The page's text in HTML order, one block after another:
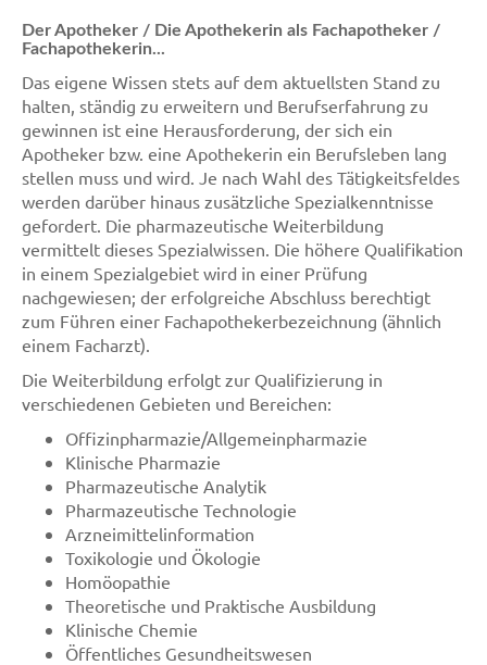
Der Apotheker / Die Apothekerin als Fachapotheker /
Fachapothekerin...
Das eigene Wissen stets auf dem aktuellsten Stand zu
halten, ständig zu erweitern und Berufserfahrung zu
gewinnen ist eine Herausforderung, der sich ein
Apotheker bzw. eine Apothekerin ein Berufsleben lang
stellen muss und wird. Je nach Wahl des Tätigkeitsfeldes
werden darüber hinaus zusätzliche Spezialkenntnisse
gefordert. Die pharmazeutische Weiterbildung
vermittelt dieses Spezialwissen. Die höhere Qualifikation
in einem Spezialgebiet wird in einer Prüfung
nachgewiesen; der erfolgreiche Abschluss berechtigt
zum Führen einer Fachapothekerbezeichnung (ähnlich
einem Facharzt).
Die Weiterbildung erfolgt zur Qualifizierung in
verschiedenen Gebieten und Bereichen:
Offizinpharmazie/Allgemeinpharmazie
Klinische Pharmazie
Pharmazeutische Analytik
Pharmazeutische Technologie
Arzneimittelinformation
Toxikologie und Ökologie
Homöopathie
Theoretische und Praktische Ausbildung
Klinische Chemie
Öffentliches Gesundheitswesen